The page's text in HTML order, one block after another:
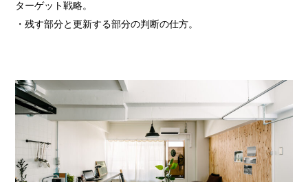
ターゲット戦略。
・残す部分と更新する部分の判断の仕方。